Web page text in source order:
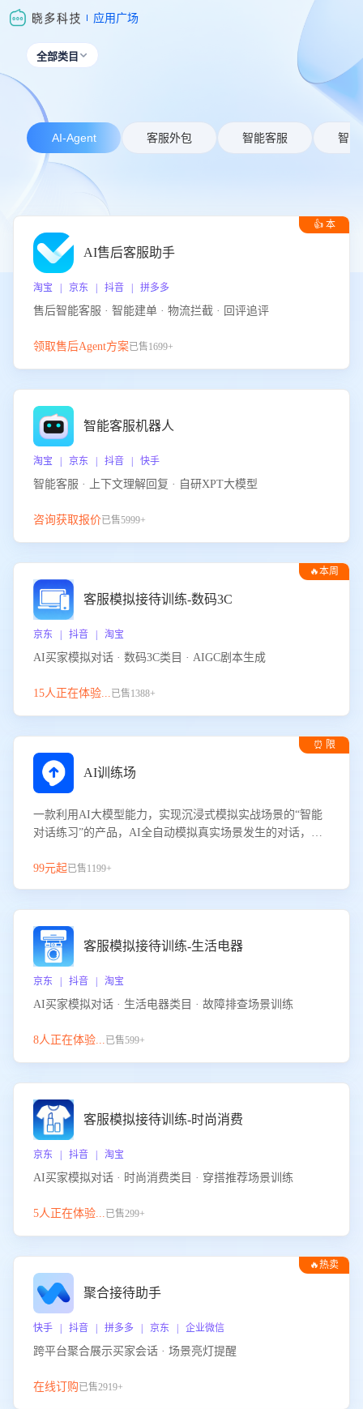
应用广场
全部类目 
AI-Agent 客服外包 智能客服 智能
👍 本
AI售后客服助手
淘宝 | 京东 | 抖音 | 拼多多
售后智能客服 · 智能建单 · 物流拦截 · 回评追评
领取售后Agent方案已售1699+
智能客服机器人
淘宝 | 京东 | 抖音 | 快手
智能客服 · 上下文理解回复 · 自研XPT大模型
咨询获取报价已售5999+
🔥本周
客服模拟接待训练-数码3C
京东 | 抖音 | 淘宝
AI买家模拟对话 · 数码3C类目 · AIGC剧本生成
15人正在体验...已售1388+
⏰ 限
AI训练场
一款利用AI大模型能力，实现沉浸式模拟实战场景的“智能
对话练习”的产品，AI全自动模拟真实场景发生的对话，企
服能力。
99元起已售1199+
客服模拟接待训练-生活电器
京东 | 抖音 | 淘宝
AI买家模拟对话 · 生活电器类目 · 故障排查场景训练
8人正在体验...已售599+
客服模拟接待训练-时尚消费
京东 | 抖音 | 淘宝
AI买家模拟对话 · 时尚消费类目 · 穿搭推荐场景训练
5人正在体验...已售299+
🔥热卖
聚合接待助手
快手 | 抖音 | 拼多多 | 京东 | 企业微信
跨平台聚合展示买家会话 · 场景亮灯提醒
在线订购已售2919+